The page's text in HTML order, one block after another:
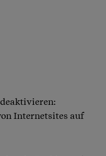
Internetsites auf